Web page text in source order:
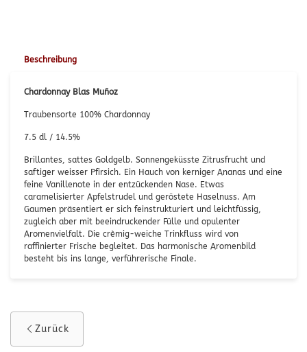
Beschreibung
Chardonnay Blas Muñoz
Traubensorte 100% Chardonnay
7.5 dl / 14.5%
Brillantes, sattes Goldgelb. Sonnengeküsste Zitrusfrucht und
saftiger weisser Pfirsich. Ein Hauch von kerniger Ananas und eine
feine Vanillenote in der entzückenden Nase. Etwas
caramelisierter Apfelstrudel und geröstete Haselnuss. Am
Gaumen präsentiert er sich feinstrukturiert und leichtfüssig,
zugleich aber mit beeindruckender Fülle und opulenter
Aromenvielfalt. Die crèmig-weiche Trinkfluss wird von
raffinierter Frische begleitet. Das harmonische Aromenbild
besteht bis ins lange, verführerische Finale.
Zurück